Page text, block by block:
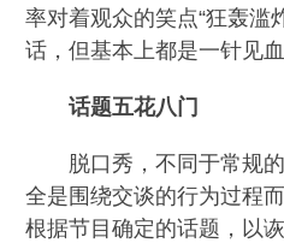
率对着观众的笑点“狂轰滥
话，但基本上都是一针见血
话题五花八门
脱口秀，不同于常规的
全是围绕交谈的行为过程
根据节目确定的话题，以